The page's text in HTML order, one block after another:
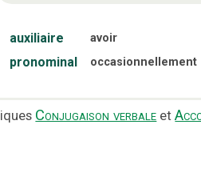
auxiliaire avoir
pronominal occasionnellement
Conjugaison verbale et